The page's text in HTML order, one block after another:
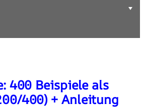
400 Beispiele als
400) + Anleitung